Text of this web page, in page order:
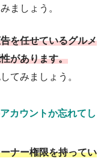
ましょう。
を任せているグルメ
があります。
てみましょう。
カウントか忘れてし
ナー権限を持ってい